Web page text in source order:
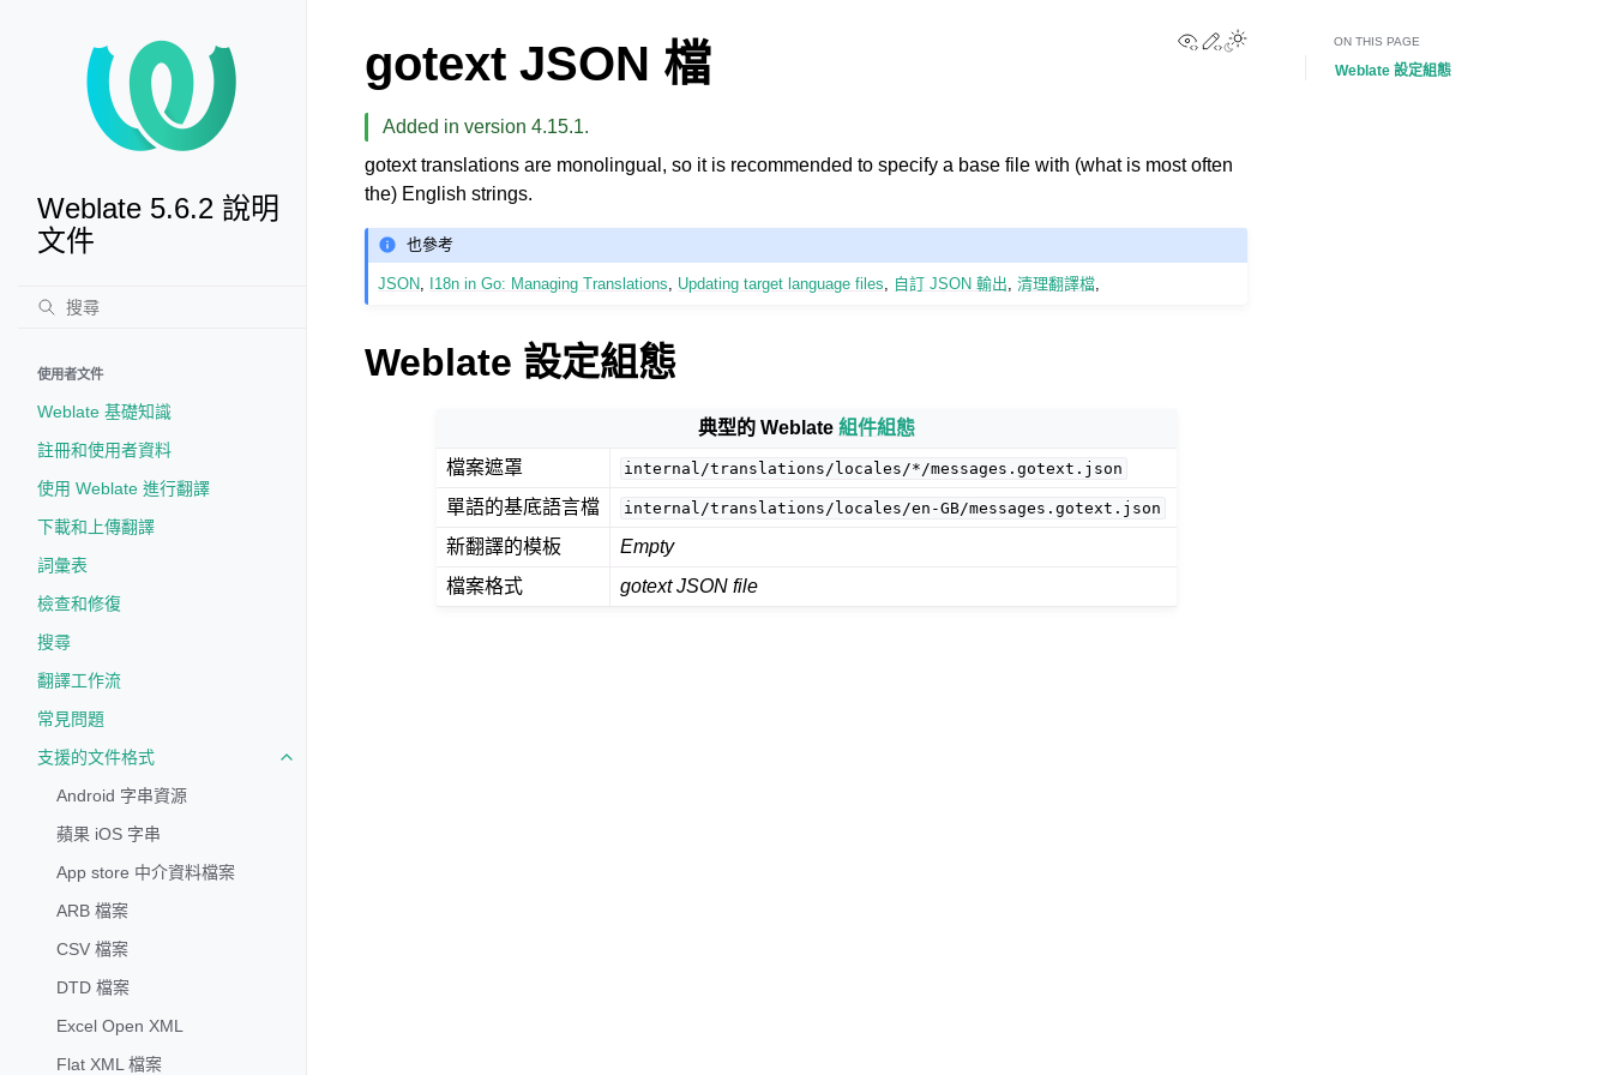
Weblate 5.6.2 說明
文件
使用者文件
Weblate 基礎知識
註冊和使用者資料
使用 Weblate 進行翻譯
下載和上傳翻譯
詞彙表
檢查和修復
搜尋
翻譯工作流
常見問題
支援的文件格式
Toggle navigation of 支援的文件格式
Android 字串資源
蘋果 iOS 字串
App store 中介資料檔案
ARB 檔案
CSV 檔案
DTD 檔案
Excel Open XML
Flat XML 檔案
View this page
Edit this page
Toggle Light / Dark / Auto color theme
gotext JSON 檔
Added in version 4.15.1.
gotext translations are monolingual, so it is recommended to specify a base file with (what is most often
the) English strings.
也參考
JSON I18n in Go: Managing Translations Updating target language files 自訂 JSON 輸出 ,清理翻譯檔
Weblate 設定組態
典型的 Weblate 組件組態
檔案遮罩
internal/translations/locales/*/messages.gotext.json
單語的基底語言檔 internal/translations/locales/en-GB/messages.gotext.json
新翻譯的模板
Empty
檔案格式
gotext JSON file
ON THIS PAGE
Weblate 設定組態